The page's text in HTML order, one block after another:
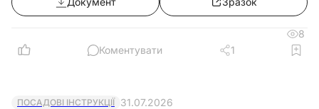
8
Коментувати
1
ПОСАДОВІ ІНСТРУКЦІЇ 31.07.2026